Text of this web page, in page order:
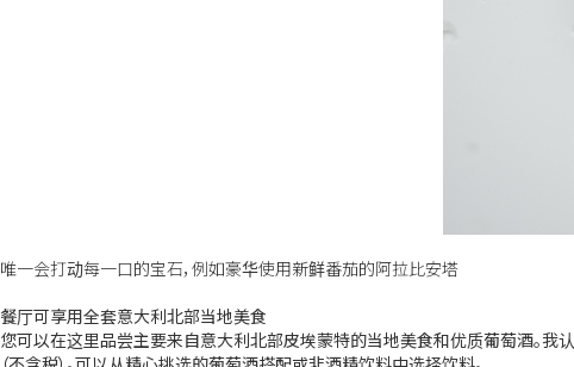
唯一会打动每一口的宝石，例如豪华使用新鲜番茄的阿拉比安塔
餐厅可享用全套意大利北部当地美食
您可以在这里品尝主要来自意大利北部皮埃蒙特的当地美食和优质葡萄酒。